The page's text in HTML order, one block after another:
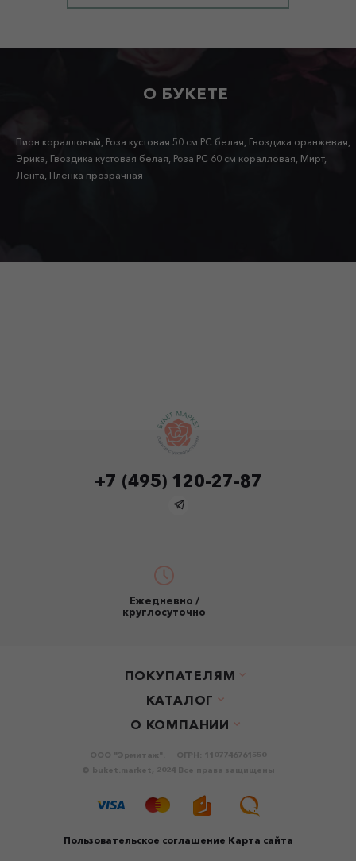
О БУКЕТЕ
Пион коралловый, Роза кустовая 50 см РС белая, Гвоздика оранжевая,
Эрика, Гвоздика кустовая белая, Роза РС 60 см коралловая, Мирт,
Лента, Плёнка прозрачная
+7 (495) 120-27-87
Ежедневно /
круглосуточно
ПОКУПАТЕЛЯМ
КАТАЛОГ
О КОМПАНИИ
Пользовательское соглашение Карта сайта
ООО "Эрмитаж".
ОГРН: 1107746761550
© buket.market, 2024 Все права защищены